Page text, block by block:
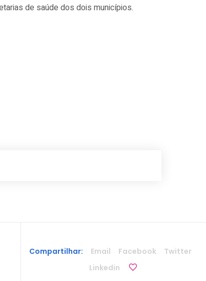
de saúde dos dois municípios.
Compartilhar: Email Facebook
Twitter
Linkedin